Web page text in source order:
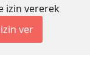
izin vererek
ver